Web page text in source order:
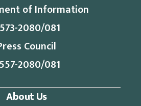
of Information
2080/081
Council
2080/081
About Us